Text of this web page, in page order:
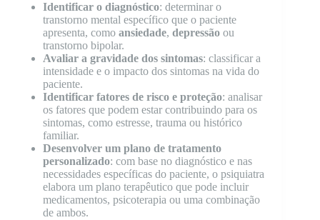
Identificar o diagnóstico: determinar o
transtorno mental específico que o paciente
apresenta, como ansiedade, depressão ou
transtorno bipolar.
Avaliar a gravidade dos sintomas: classificar a
intensidade e o impacto dos sintomas na vida do
paciente.
Identificar fatores de risco e proteção: analisar
os fatores que podem estar contribuindo para os
sintomas, como estresse, trauma ou histórico
familiar.
Desenvolver um plano de tratamento
personalizado: com base no diagnóstico e nas
necessidades específicas do paciente, o psiquiatra
elabora um plano terapêutico que pode incluir
medicamentos, psicoterapia ou uma combinação
de ambos.